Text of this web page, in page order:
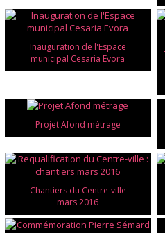
Inauguration de l'Espace
municipal Cesaria Evora
Projet Afond métrage
Chantiers du Centre-ville
mars 2016